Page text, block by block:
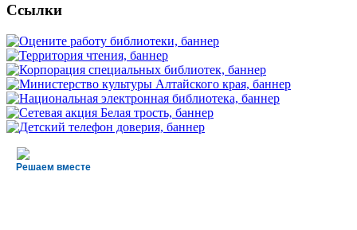
Ссылки
Решаем вместе